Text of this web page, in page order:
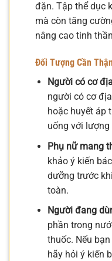
đặn. Tập thể dục
mà còn tăng
nâng cao tinh
Đối Tượng Cần
Người có cơ
người có cơ
hoặc huyết áp
uống với lượng
Phụ nữ mang
khảo ý kiến
dưỡng trước
toàn.
Người đang
phần trong
thuốc. Nếu
hãy hỏi ý kiến